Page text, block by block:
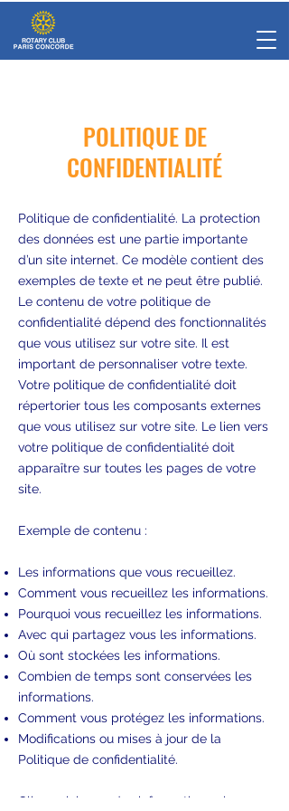
POLITIQUE DE
CONFIDENTIALITÉ
Politique de confidentialité. La protection
des données est une partie importante
d’un site internet. Ce modèle contient des
exemples de texte et ne peut être publié.
Le contenu de votre politique de
confidentialité dépend des fonctionnalités
que vous utilisez sur votre site. Il est
important de personnaliser votre texte.
Votre politique de confidentialité doit
répertorier tous les composants externes
que vous utilisez sur votre site. Le lien vers
votre politique de confidentialité doit
apparaître sur toutes les pages de votre
site.
Exemple de contenu :
Les informations que vous recueillez.
Comment vous recueillez les informations.
Pourquoi vous recueillez les informations.
Avec qui partagez vous les informations.
Où sont stockées les informations.
Combien de temps sont conservées les
informations.
Comment vous protégez les informations.
Modifications ou mises à jour de la
Politique de confidentialité.
Cliquez ici pour des informations plus